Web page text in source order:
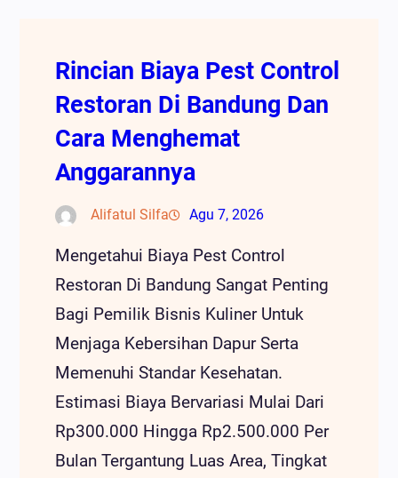
Rincian Biaya Pest Control
Restoran Di Bandung Dan
Cara Menghemat
Anggarannya
Alifatul Silfa Agu 7, 2026
Mengetahui Biaya Pest Control
Restoran Di Bandung Sangat Penting
Bagi Pemilik Bisnis Kuliner Untuk
Menjaga Kebersihan Dapur Serta
Memenuhi Standar Kesehatan.
Estimasi Biaya Bervariasi Mulai Dari
Rp300.000 Hingga Rp2.500.000 Per
Bulan Tergantung Luas Area, Tingkat